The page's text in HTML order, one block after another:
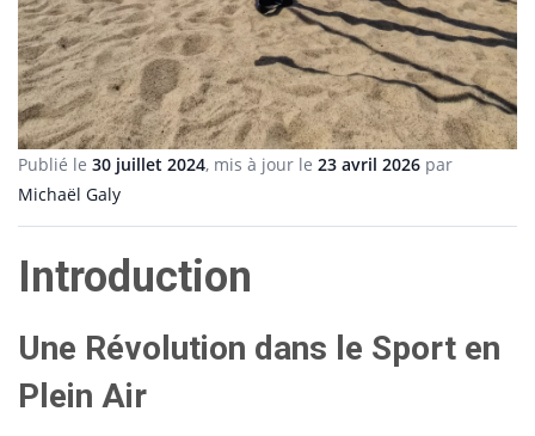
Publié le 30 juillet 2024, mis à jour le 23 avril 2026 par
Michaël Galy
Introduction
Une Révolution dans le Sport en
Plein Air